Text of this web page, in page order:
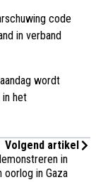
code
in verband
wordt
het
Volgend artikel
in
oorlog in Gaza